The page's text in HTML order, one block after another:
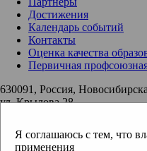
Я соглашаюсь с тем, что
применения
Достижения
Календарь событий
Контакты
Оценка качества
Первичная
630091, Россия,
ул. Крылова 28